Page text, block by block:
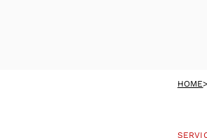
HOME>